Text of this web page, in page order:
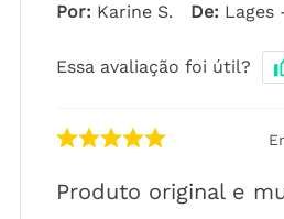
Por: Karine S. De: Lages
Essa avaliação foi útil?
Produto original e